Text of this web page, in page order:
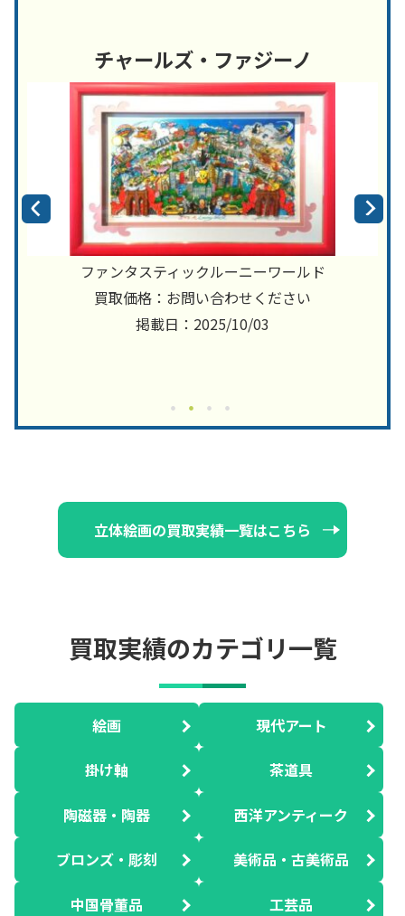
チャールズ・ファジーノ
ファンタスティックルーニーワールド
買取価格：お問い合わせください
掲載日：2025/10/03
立体絵画の買取実績一覧はこちら
買取実績のカテゴリ一覧
絵画 現代アート
掛け軸 茶道具
陶磁器・陶器 西洋アンティーク
ブロンズ・彫刻 美術品・古美術品
中国骨董品 工芸品